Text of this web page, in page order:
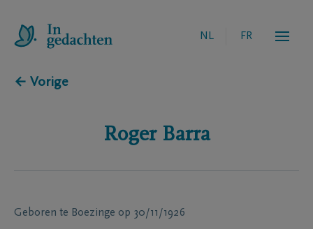
NL FR
← Vorige
Roger Barra
Geboren te Boezinge op 30/11/1926